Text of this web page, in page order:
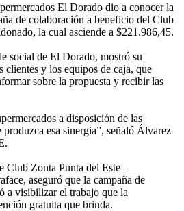
El Dorado dio a conocer la
de colaboración a beneficio del Club
la cual asciende a $221.986,45.
social de El Dorado, mostró su
clientes y los equipos de caja, que
sobre la propuesta y recibir las
a disposición de las
produzca esa sinergia”, señaló Álvarez
Club Zonta Punta del Este –
aseguró que la campaña de
a visibilizar el trabajo que la
gratuita que brinda.